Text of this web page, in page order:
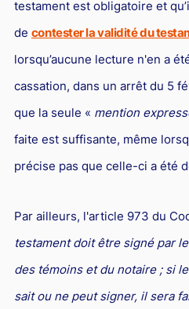
testament est obligatoire et
de contester la validité du
lorsqu’aucune lecture n'en a
cassation, dans un arrêt du 5
que la seule « mention
faite est suffisante, même
précise pas que celle-ci a été
Par ailleurs, l'article 973 du
testament doit être signé par
des témoins et du notaire ; si
sait ou ne peut signer, il sera